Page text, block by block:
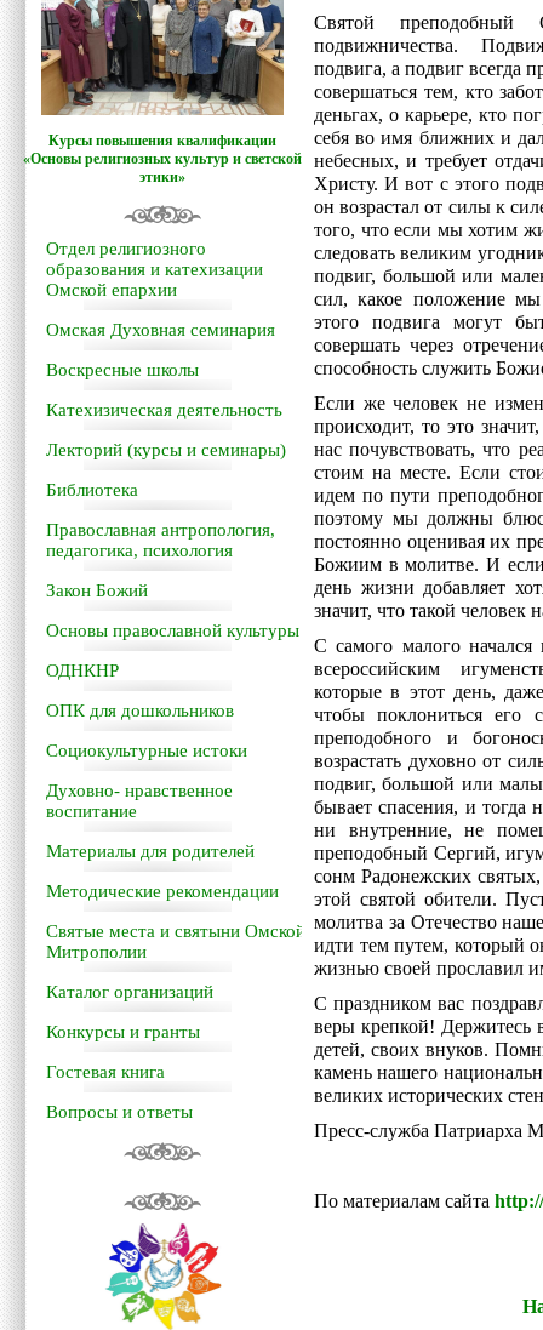
Курсы повышения квалификации
«Основы религиозных культур и светской
этики»
Отдел религиозного
образования и катехизации
Омской епархии
Омская Духовная семинария
Воскресные школы
Катехизическая деятельность
Лекторий (курсы и семинары)
Библиотека
Православная антропология,
педагогика, психология
Закон Божий
Основы православной культуры
ОДНКНР
ОПК для дошкольников
Социокультурные истоки
Духовно- нравственное
воспитание
Материалы для родителей
Методические рекомендации
Святые места и святыни Омской
Митрополии
Каталог организаций
Конкурсы и гранты
Гостевая книга
Вопросы и ответы
Святой
подвижничества.
подвига, а подвиг всегда
совершаться тем, кто
деньгах, о карьере, кто
себя во имя ближних и
небесных, и требует
Христу. И вот с этого
он возрастал от силы к
того, что если мы хотим
следовать великим
подвиг, большой или
сил, какое положение мы
этого подвига могут
совершать через
способность служить
Если же человек не
происходит, то это
нас почувствовать, что
стоим на месте. Если
идем по пути
поэтому мы должны
постоянно оценивая их
Божиим в молитве. И
день жизни добавляет
значит, что такой человек
С самого малого
всероссийским
которые в этот день,
чтобы поклониться его
преподобного и
возрастать духовно от
подвиг, большой или
бывает спасения, и
ни внутренние, не
преподобный Сергий,
сонм Радонежских
этой святой обители.
молитва за Отечество
идти тем путем, который
жизнью своей прославил
С праздником вас
веры крепкой! Держитесь
детей, своих внуков.
камень нашего
великих исторических
Пресс-служба Патриарха
По материалам сайта